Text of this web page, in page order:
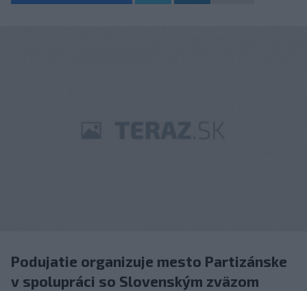
Podujatie organizuje mesto Partizánske
v spolupráci so Slovenským zväzom